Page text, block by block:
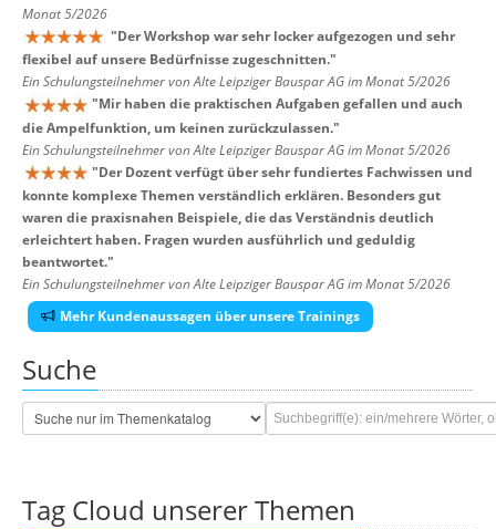
Monat 5/2026
"Der Workshop war sehr locker aufgezogen und sehr
flexibel auf unsere Bedürfnisse zugeschnitten."
Ein Schulungsteilnehmer von Alte Leipziger Bauspar AG im Monat 5/2026
"Mir haben die praktischen Aufgaben gefallen und auch
die Ampelfunktion, um keinen zurückzulassen."
Ein Schulungsteilnehmer von Alte Leipziger Bauspar AG im Monat 5/2026
"Der Dozent verfügt über sehr fundiertes Fachwissen und
konnte komplexe Themen verständlich erklären. Besonders gut
waren die praxisnahen Beispiele, die das Verständnis deutlich
erleichtert haben. Fragen wurden ausführlich und geduldig
beantwortet."
Ein Schulungsteilnehmer von Alte Leipziger Bauspar AG im Monat 5/2026
Mehr Kundenaussagen über unsere Trainings
Suche
Tag Cloud unserer Themen